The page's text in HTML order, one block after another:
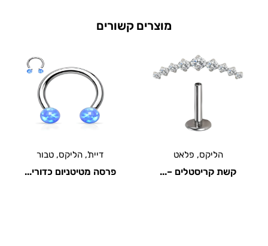
מוצרים קשורים
הליקס, פלאט
קשת קריסטלים –...
דיית', הליקס, טבור
פרסה מטיטניום כדורי...